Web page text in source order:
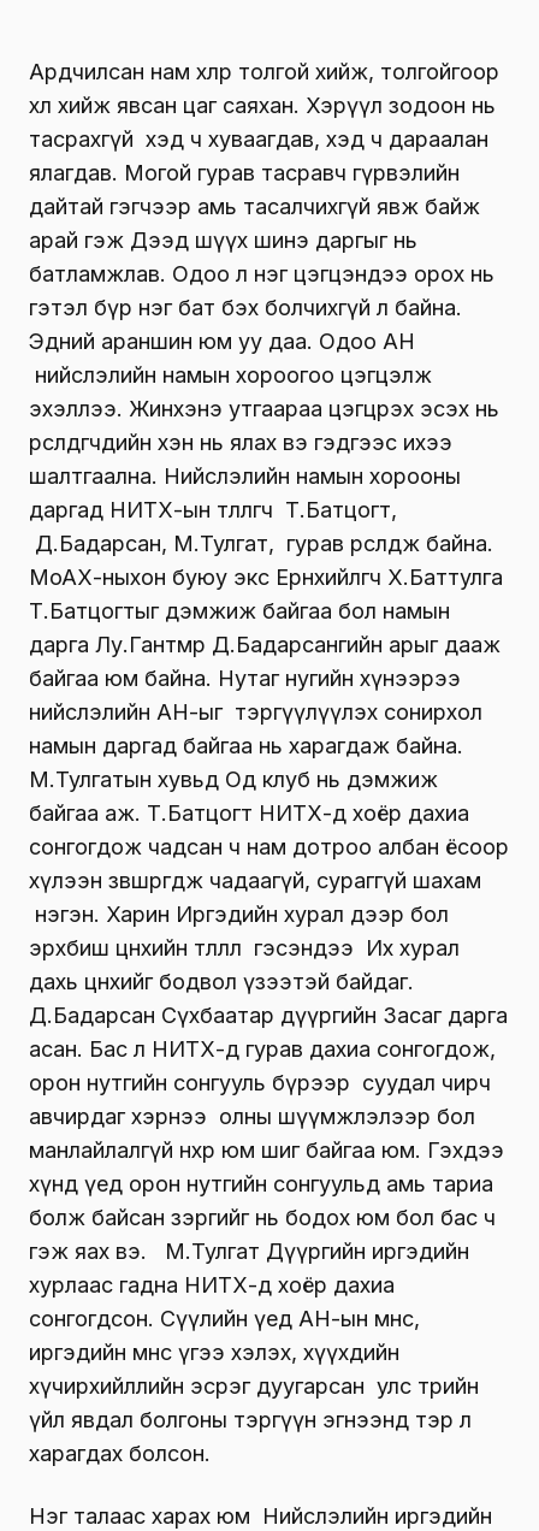
Ардчилсан нам хөлөөрөө толгой хийж, толгойгоорөө
хөл хийж явсан цаг саяхан. Хэрүүл зодоон нь
тасрахгүй хэд ч хуваагдав, хэд ч дараалан
ялагдав. Могой гурав тасравч гүрвэлийн
дайтай гэгчээр амь тасалчихгүй явж байж
арай гэж Дээд шүүх шинэ даргыг нь
батламжлав. Одоо л нэг цэгцэндээ орох нь
гэтэл бүр нэг бат бэх болчихгүй л байна.
Эдний араншин юм уу даа. Одоо АН
нийслэлийн намын хороогоо цэгцэлж
эхэллээ. Жинхэнэ утгаараа цэгцрэх эсэх нь
өрсөлдөгчдийн хэн нь ялах вэ гэдгээс ихээ
шалтгаална. Нийслэлийн намын хорооны
даргад НИТХ-ын төлөөлөгч Т.Батцогт,
Д.Бадарсан, М.Тулгат, гурав өрсөлдөж байна.
МоАХ-ныхон буюу экс Ерөнхийлөгч Х.Баттулга
Т.Батцогтыг дэмжиж байгаа бол намын
дарга Лу.Гантөмөр Д.Бадарсангийн арыг дааж
байгаа юм байна. Нутаг нугийн хүнээрээ
нийслэлийн АН-ыг тэргүүлүүлэх сонирхол
намын даргад байгаа нь харагдаж байна.
М.Тулгатын хувьд Од клуб нь дэмжиж
байгаа аж. Т.Батцогт НИТХ-д хоёр дахиа
сонгогдож чадсан ч нам дотроо албан ёсоор
хүлээн зөвшөөрөгдөж чадаагүй, сураггүй шахам
нэгэн. Харин Иргэдийн хурал дээр бол
эрхбиш цөөнхийн төлөөлөл гэсэндээ Их хурал
дахь цөөнхийг бодвол үзээтэй байдаг.
Д.Бадарсан Сүхбаатар дүүргийн Засаг дарга
асан. Бас л НИТХ-д гурав дахиа сонгогдож,
орон нутгийн сонгууль бүрээр суудал чирч
авчирдаг хэрнээ олны шүүмжлэлээр бол
манлайлалгүй нөхөр юм шиг байгаа юм. Гэхдээ
хүнд үед орон нутгийн сонгуульд амь тариа
болж байсан зэргийг нь бодох юм бол бас ч
гэж яах вэ. М.Тулгат Дүүргийн иргэдийн
хурлаас гадна НИТХ-д хоёр дахиа
сонгогдсон. Сүүлийн үед АН-ын өмнөөс,
иргэдийн өмнөөс үгээ хэлэх, хүүхдийн
хүчирхийллийн эсрэг дуугарсан улс төрийн
үйл явдал болгоны тэргүүн эгнээнд тэр л
харагдах болсон.
Нэг талаас харах юм Нийслэлийн иргэдийн